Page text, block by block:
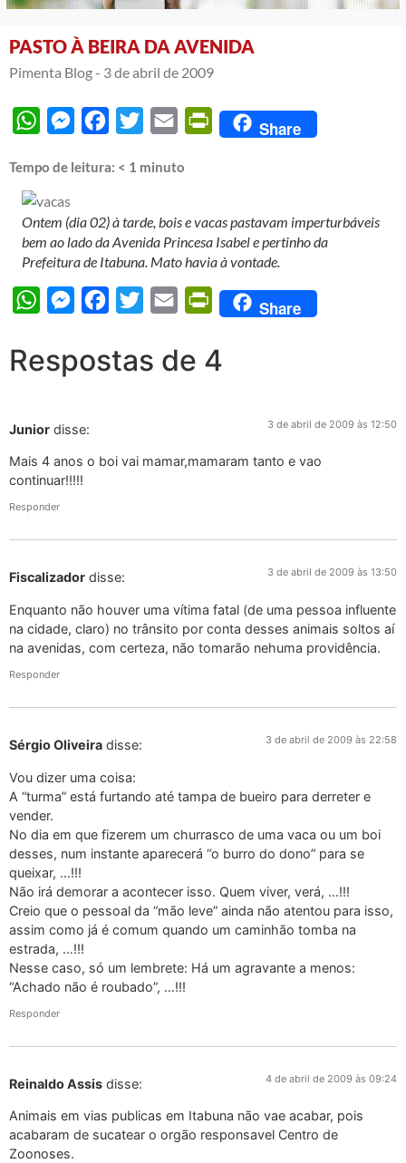
PASTO À BEIRA DA AVENIDA
Pimenta Blog - 3 de abril de 2009
WhatsAppMessengerFacebook
Twitter Email PrintFriendly
Share
Tempo de leitura: < 1 minuto
Ontem (dia 02) à tarde, bois e vacas pastavam imperturbáveis
bem ao lado da Avenida Princesa Isabel e pertinho da
Prefeitura de Itabuna. Mato havia à vontade.
WhatsAppMessengerFacebook
Twitter Email PrintFriendly
Share
Respostas de 4
Junior disse: 3 de abril de 2009 às 12:50
Mais 4 anos o boi vai mamar,mamaram tanto e vao
continuar!!!!!
Responder
Fiscalizador disse: 3 de abril de 2009 às 13:50
Enquanto não houver uma vítima fatal (de uma pessoa influente
na cidade, claro) no trânsito por conta desses animais soltos aí
na avenidas, com certeza, não tomarão nehuma providência.
Responder
Sérgio Oliveira disse: 3 de abril de 2009 às 22:58
Vou dizer uma coisa:
A “turma” está furtando até tampa de bueiro para derreter e
vender.
No dia em que fizerem um churrasco de uma vaca ou um boi
desses, num instante aparecerá “o burro do dono” para se
queixar, …!!!
Não irá demorar a acontecer isso. Quem viver, verá, …!!!
Creio que o pessoal da “mão leve” ainda não atentou para isso,
assim como já é comum quando um caminhão tomba na
estrada, …!!!
Nesse caso, só um lembrete: Há um agravante a menos:
“Achado não é roubado”, …!!!
Responder
Reinaldo Assis disse: 4 de abril de 2009 às 09:24
Animais em vias publicas em Itabuna não vae acabar, pois
acabaram de sucatear o orgão responsavel Centro de
Zoonoses.